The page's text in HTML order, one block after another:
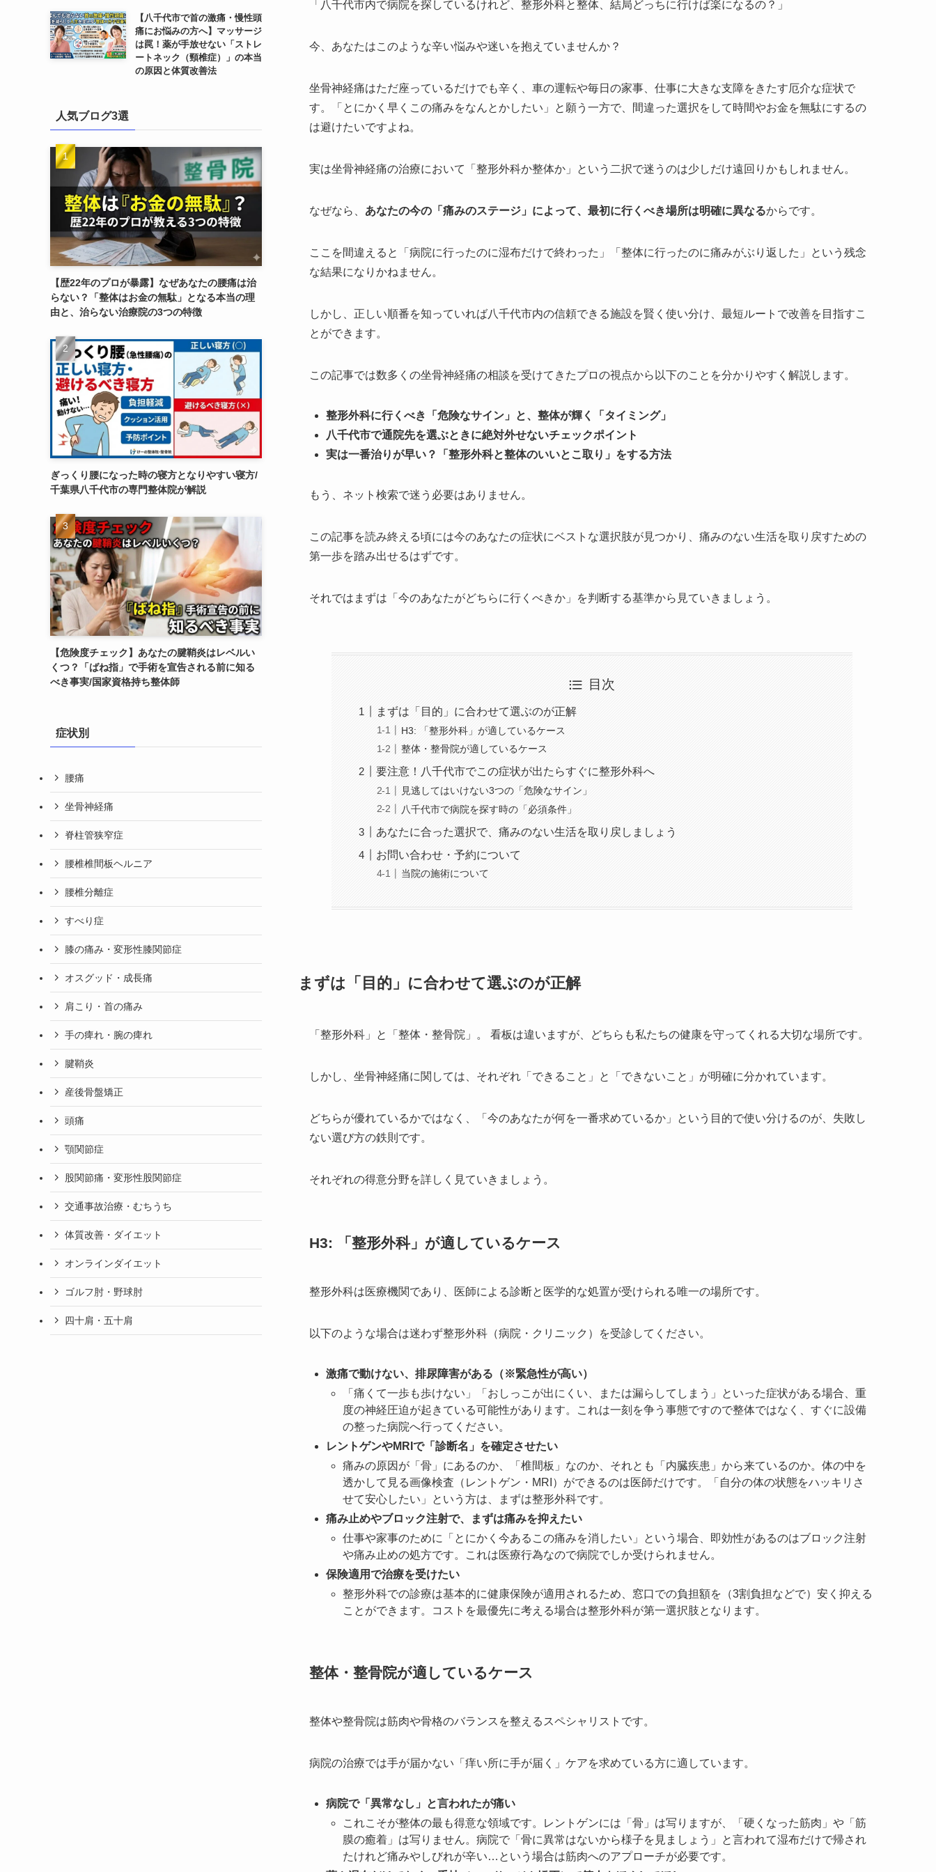
「八千代市内で病院を探しているけれど、整形外科と整体、結局どっちに行けば楽になるの？」
今、あなたはこのような辛い悩みや迷いを抱えていませんか？
坐骨神経痛はただ座っているだけでも辛く、車の運転や毎日の家事、仕事に大きな支障をきたす厄介な症状で
す。「とにかく早くこの痛みをなんとかしたい」と願う一方で、間違った選択をして時間やお金を無駄にするの
は避けたいですよね。
実は坐骨神経痛の治療において「整形外科か整体か」という二択で迷うのは少しだけ遠回りかもしれません。
なぜなら、 あなたの今の「痛みのステージ」によって、最初に行くべき場所は明確に異なるからです。
ここを間違えると「病院に行ったのに湿布だけで終わった」「整体に行ったのに痛みがぶり返した」という残念
な結果になりかねません。
しかし、正しい順番を知っていれば八千代市内の信頼できる施設を賢く使い分け、最短ルートで改善を目指すこ
とができます。
この記事では数多くの坐骨神経痛の相談を受けてきたプロの視点から以下のことを分かりやすく解説します。
整形外科に行くべき「危険なサイン」と、整体が輝く「タイミング」
八千代市で通院先を選ぶときに絶対外せないチェックポイント
実は一番治りが早い？「整形外科と整体のいいとこ取り」をする方法
もう、ネット検索で迷う必要はありません。
この記事を読み終える頃には今のあなたの症状にベストな選択肢が見つかり、痛みのない生活を取り戻すための
第一歩を踏み出せるはずです。
それではまずは「今のあなたがどちらに行くべきか」を判断する基準から見ていきましょう。
目次
まずは「目的」に合わせて選ぶのが正解
H3: 「整形外科」が適しているケース
整体・整骨院が適しているケース
要注意！八千代市でこの症状が出たらすぐに整形外科へ
見逃してはいけない3つの「危険なサイン」
八千代市で病院を探す時の「必須条件」
あなたに合った選択で、痛みのない生活を取り戻しましょう
お問い合わせ・予約について
当院の施術について
まずは「目的」に合わせて選ぶのが正解
「整形外科」と「整体・整骨院」。 看板は違いますが、どちらも私たちの健康を守ってくれる大切な場所です。
しかし、坐骨神経痛に関しては、それぞれ「できること」と「できないこと」が明確に分かれています。
どちらが優れているかではなく、「今のあなたが何を一番求めているか」という目的で使い分けるのが、失敗し
ない選び方の鉄則です。
それぞれの得意分野を詳しく見ていきましょう。
H3: 「整形外科」が適しているケース
整形外科は医療機関であり、医師による診断と医学的な処置が受けられる唯一の場所です。
以下のような場合は迷わず整形外科（病院・クリニック）を受診してください。
激痛で動けない、排尿障害がある（※緊急性が高い）
「痛くて一歩も歩けない」「おしっこが出にくい、または漏らしてしまう」といった症状がある場合、重
度の神経圧迫が起きている可能性があります。これは一刻を争う事態ですので整体ではなく、すぐに設備
の整った病院へ行ってください。
レントゲンやMRIで「診断名」を確定させたい
痛みの原因が「骨」にあるのか、「椎間板」なのか、それとも「内臓疾患」から来ているのか。体の中を
透かして見る画像検査（レントゲン・MRI）ができるのは医師だけです。「自分の体の状態をハッキリさ
せて安心したい」という方は、まずは整形外科です。
痛み止めやブロック注射で、まずは痛みを抑えたい
仕事や家事のために「とにかく今あるこの痛みを消したい」という場合、即効性があるのはブロック注射
や痛み止めの処方です。これは医療行為なので病院でしか受けられません。
保険適用で治療を受けたい
整形外科での診療は基本的に健康保険が適用されるため、窓口での負担額を（3割負担などで）安く抑える
ことができます。コストを最優先に考える場合は整形外科が第一選択肢となります。
整体・整骨院が適しているケース
整体や整骨院は筋肉や骨格のバランスを整えるスペシャリストです。
病院の治療では手が届かない「痒い所に手が届く」ケアを求めている方に適しています。
病院で「異常なし」と言われたが痛い
これこそが整体の最も得意な領域です。レントゲンには「骨」は写りますが、「硬くなった筋肉」や「筋
膜の癒着」は写りません。病院で「骨に異常はないから様子を見ましょう」と言われて湿布だけで帰され
たけれど痛みやしびれが辛い…という場合は筋肉へのアプローチが必要です。
【八千代市で首の激痛・慢性頭
痛にお悩みの方へ】マッサージ
は罠！薬が手放せない「ストレ
ートネック（頸椎症）」の本当
の原因と体質改善法
人気ブログ3選
【歴22年のプロが暴露】なぜあなたの腰痛は治
らない？「整体はお金の無駄」となる本当の理
由と、治らない治療院の3つの特徴
ぎっくり腰になった時の寝方となりやすい寝方/
千葉県八千代市の専門整体院が解説
【危険度チェック】あなたの腱鞘炎はレベルい
くつ？「ばね指」で手術を宣告される前に知る
べき事実/国家資格持ち整体師
症状別
腰痛
坐骨神経痛
脊柱管狭窄症
腰椎椎間板ヘルニア
腰椎分離症
すべり症
膝の痛み・変形性膝関節症
オスグッド・成長痛
肩こり・首の痛み
手の痺れ・腕の痺れ
腱鞘炎
産後骨盤矯正
頭痛
顎関節症
股関節痛・変形性股関節症
交通事故治療・むちうち
体質改善・ダイエット
オンラインダイエット
ゴルフ肘・野球肘
四十肩・五十肩